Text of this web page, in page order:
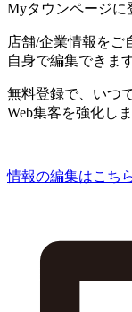
Myタウンページに
店舗/企業情報をご
自身で編集できま
無料登録で、いつ
Web集客を強化し
情報の編集はこち